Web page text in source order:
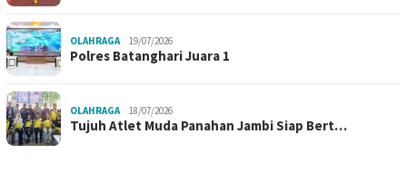
OLAHRAGA 19/07/2026
Polres Batanghari Juara 1
OLAHRAGA 18/07/2026
Tujuh Atlet Muda Panahan Jambi Siap Bert…